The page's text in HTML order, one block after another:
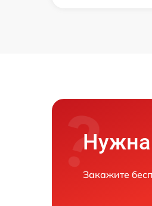
Нужна
Закажите